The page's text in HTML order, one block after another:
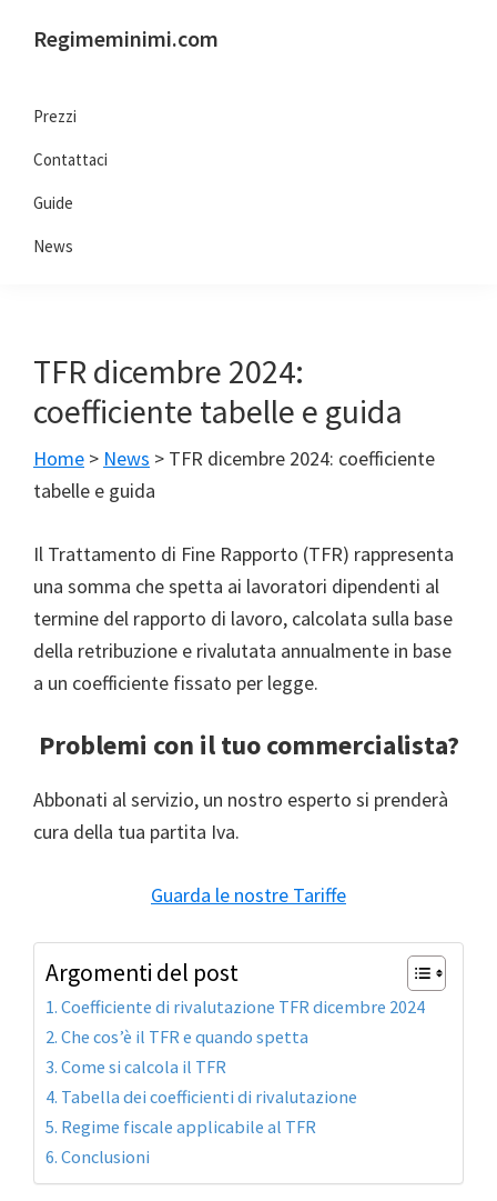
primaria
principale
Regimeminimi.com
consulente
di
fiducia
Prezzi
Contattaci
Guide
News
TFR dicembre 2024:
coefficiente tabelle e guida
Home > News > TFR dicembre 2024: coefficiente
tabelle e guida
Il Trattamento di Fine Rapporto (TFR) rappresenta
una somma che spetta ai lavoratori dipendenti al
termine del rapporto di lavoro, calcolata sulla base
della retribuzione e rivalutata annualmente in base
a un coefficiente fissato per legge.
Problemi con il tuo commercialista?
Abbonati al servizio, un nostro esperto si prenderà
cura della tua partita Iva.
Guarda le nostre Tariffe
Argomenti del post
Coefficiente di rivalutazione TFR dicembre 2024
Che cos’è il TFR e quando spetta
Come si calcola il TFR
Tabella dei coefficienti di rivalutazione
Regime fiscale applicabile al TFR
Conclusioni